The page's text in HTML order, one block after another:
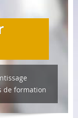
de formation